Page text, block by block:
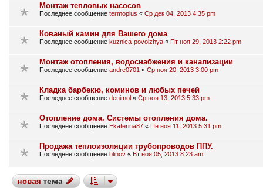
Монтаж тепловых насосов
Последнее сообщение termoplus « Ср дек 04, 2013 4:35 pm
Кованый камин для Вашего дома
Последнее сообщение kuznica-povolzhya « Пт ноя 29, 2013 2:22 pm
Монтаж отопления, водоснабжения и канализации
Последнее сообщение andre0701 « Ср ноя 20, 2013 3:00 pm
Кладка барбекю, коминов и любых печей
Последнее сообщение denimol « Ср ноя 13, 2013 5:33 pm
Отопление дома. Системы отопления дома.
Последнее сообщение Ekaterina87 « Пн ноя 11, 2013 5:31 pm
Продажа теплоизоляции трубопроводов ППУ.
Последнее сообщение blinov « Вт ноя 05, 2013 8:23 am
новаятема